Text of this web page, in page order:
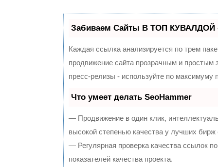
Забиваем Сайты В ТОП КУВАЛДОЙ -
Каждая ссылка анализируется по трем
продвижение сайта прозрачным и
пресс-релизы - используйте по
Что умеет делать SeoHammer
— Продвижение в один клик,
высокой степенью качества у лучших бирж
— Регулярная проверка качества ссылок
показателей качества проекта.